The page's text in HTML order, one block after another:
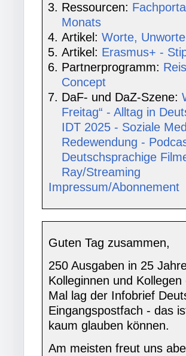
Ressourcen:
Monats
Artikel: Worte,
Artikel: Erasmus+ -
Partnerprogramm:
Concept
DaF- und DaZ-Szene:
Freitag“ - Alltag in
IDT 2025 - Soziale
Redewendung -
Deutschsprachige
Ray/Streaming
Impressum/Abonnement
Guten Tag zusammen,
250 Ausgaben in 25
Kolleginnen und
Mal lag der Infobrief
Eingangspostfach - das
kaum glauben können.
Am meisten freut uns